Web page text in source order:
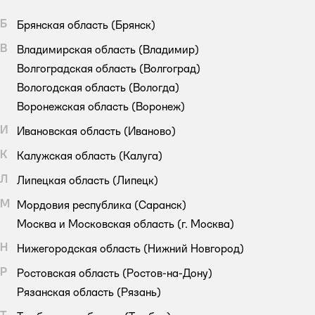
Б Брянская область (Брянск)
В
Владимирская область (Владимир)
Волгоградская область (Волгоград)
Вологодская область (Вологда)
Воронежская область (Воронеж)
И
Ивановская область (Иваново)
К
Калужская область (Калуга)
Л
Липецкая область (Липецк)
М
Мордовия республика (Саранск)
Москва и Московская область (г. Москва)
Н
Нижегородская область (Нижний Новгород)
Р
Ростовская область (Ростов-на-Дону)
Рязанская область (Рязань)